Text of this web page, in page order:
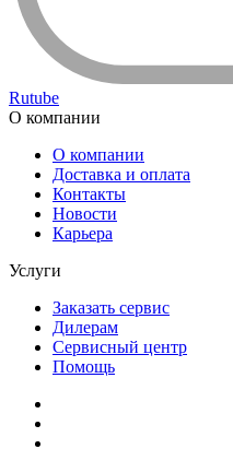
Rutube
О компании
О компании
Доставка и оплата
Контакты
Новости
Карьера
Услуги
Заказать сервис
Дилерам
Сервисный центр
Помощь